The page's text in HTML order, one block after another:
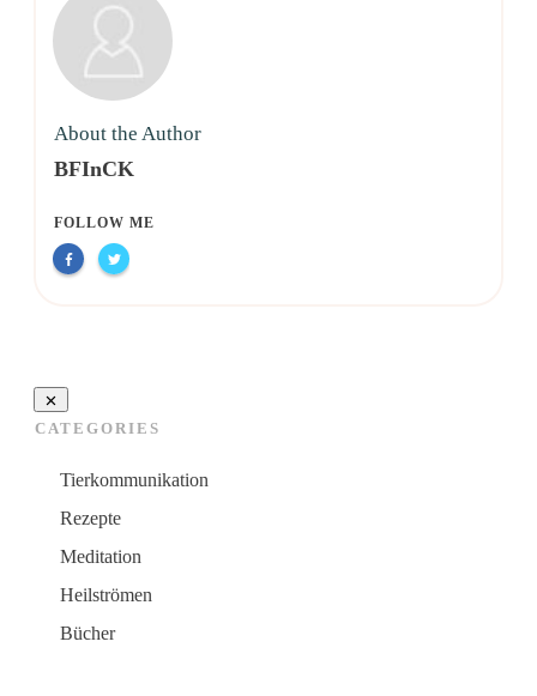
About the Author
BFInCK
FOLLOW ME
CATEGORIES
Tierkommunikation
Rezepte
Meditation
Heilströmen
Bücher